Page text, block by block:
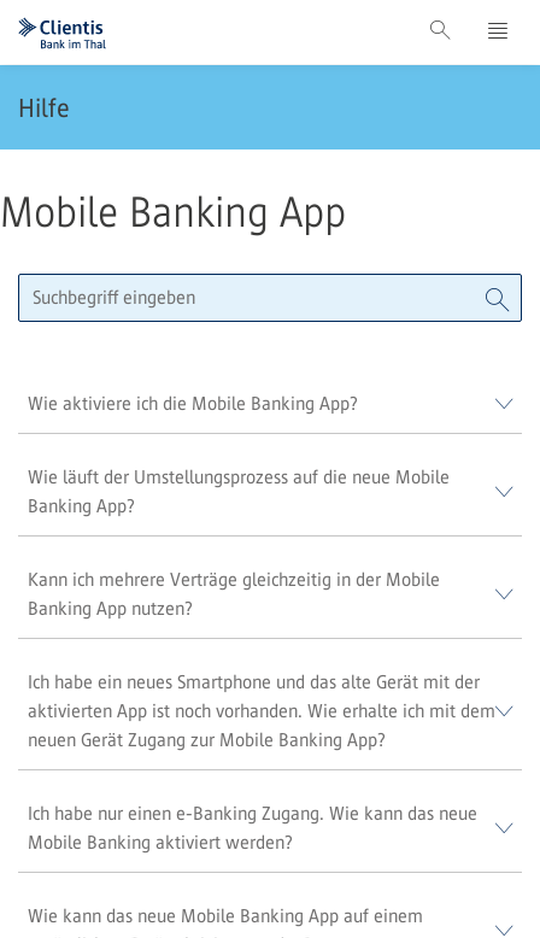
Hilfe
Mobile Banking App
Wie aktiviere ich die Mobile Banking App?
Wie läuft der Umstellungsprozess auf die neue Mobile
Banking App?
Kann ich mehrere Verträge gleichzeitig in der Mobile
Banking App nutzen?
Ich habe ein neues Smartphone und das alte Gerät mit der
aktivierten App ist noch vorhanden. Wie erhalte ich mit dem
neuen Gerät Zugang zur Mobile Banking App?
Ich habe nur einen e-Banking Zugang. Wie kann das neue
Mobile Banking aktiviert werden?
Wie kann das neue Mobile Banking App auf einem